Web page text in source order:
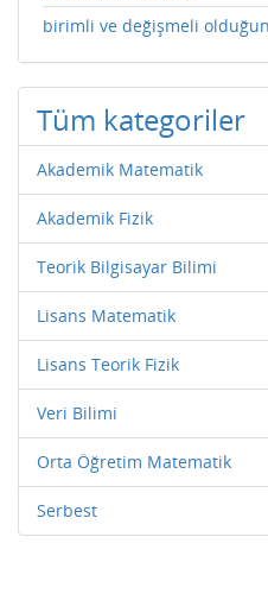
birimli ve değişmeli
Tüm kategoriler
Akademik Matematik
Akademik Fizik
Teorik Bilgisayar Bilimi
Lisans Matematik
Lisans Teorik Fizik
Veri Bilimi
Orta Öğretim Matematik
Serbest